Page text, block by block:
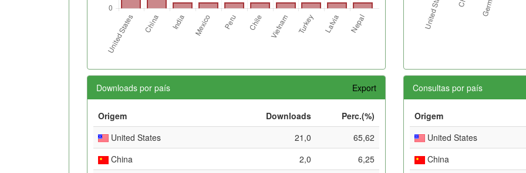
Downloads por país Export
Origem Downloads
Perc.(%)
United States
21,0
65,62
China
2,0
6,25
Consultas por país
Origem
United States
China